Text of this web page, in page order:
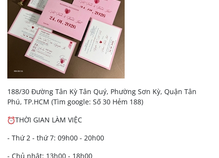
188/30 Đường Tân Kỳ Tân Quý, Phường Sơn Kỳ, Quận Tân
Phú, TP.HCM (Tìm google: Số 30 Hẻm 188)
THỜI GIAN LÀM VIỆC
- Thứ 2 - thứ 7: 09h00 - 20h00
- Chủ nhật: 13h00 - 18h00